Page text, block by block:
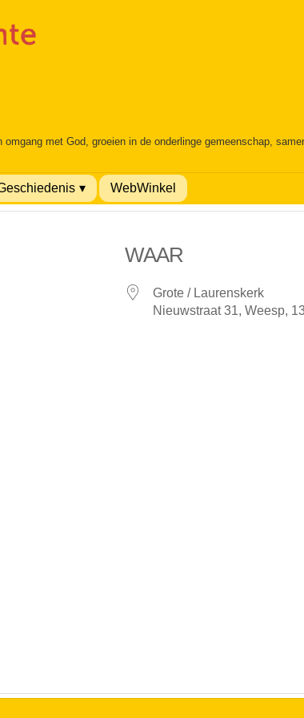
met God, groeien in de onderlinge gemeenschap,
WebWinkel
WAAR
Grote / Laurenskerk
Nieuwstraat 31, Weesp,